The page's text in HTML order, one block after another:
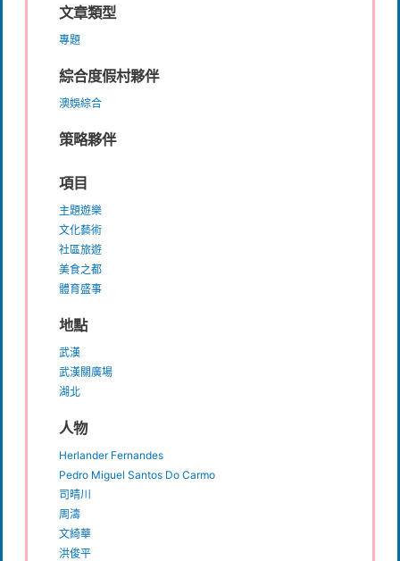
文章類型
專題
綜合度假村夥伴
澳娛綜合
策略夥伴
項目
主題遊樂
文化藝術
社區旅遊
美食之都
體育盛事
地點
武漢
武漢關廣場
湖北
人物
Herlander Fernandes
Pedro Miguel Santos Do Carmo
司晴川
周濤
文綺華
洪俊平